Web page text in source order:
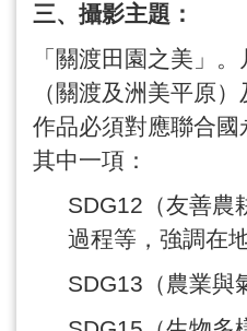
三、攝影主題：
「關渡田園之美」
（關渡及洲美平原
作品必須對應聯合
其中一項：
SDG12 （友善
過程等，強調在
SDG13 （農業與